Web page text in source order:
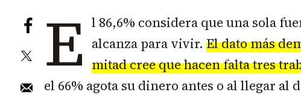
E l 86,6% considera que una sola
alcanza para vivir. El dato más
mitad cree que hacen falta tres
el 66% agota su dinero antes o al llegar al